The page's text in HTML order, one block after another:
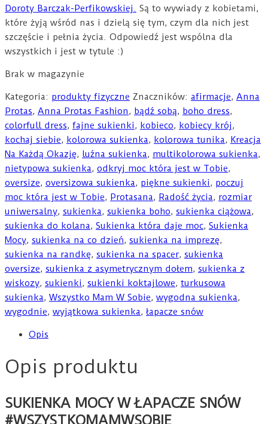
Doroty Barczak-Perfikowskiej. Są to wywiady z kobietami,
które żyją wśród nas i dzielą się tym, czym dla nich jest
szczęście i pełnia życia. Odpowiedź jest wspólna dla
wszystkich i jest w tytule :)
Brak w magazynie
Kategoria: produkty fizyczne Znaczników: afirmacje, Anna
Protas, Anna Protas Fashion, bądź sobą, boho dress,
colorfull dress, fajne sukienki, kobieco, kobiecy krój,
kochaj siebie, kolorowa sukienka, kolorowa tunika, Kreacja
Na Każdą Okazję, luźna sukienka, multikolorowa sukienka,
nietypowa sukienka, odkryj moc która jest w Tobie,
oversize, oversizowa sukienka, piękne sukienki, poczuj
moc która jest w Tobie, Protasana, Radość życia, rozmiar
uniwersalny, sukienka, sukienka boho, sukienka ciążowa,
sukienka do kolana, Sukienka która daje moc, Sukienka
Mocy, sukienka na co dzień, sukienka na imprezę,
sukienka na randkę, sukienka na spacer, sukienka
oversize, sukienka z asymetrycznym dołem, sukienka z
wiskozy, sukienki, sukienki koktajlowe, turkusowa
sukienka, Wszystko Mam W Sobie, wygodna sukienka,
wygodnie, wyjątkowa sukienka, łapacze snów
Opis
Opis produktu
SUKIENKA MOCY W ŁAPACZE SNÓW
#WSZYSTKOMAMWSOBIE